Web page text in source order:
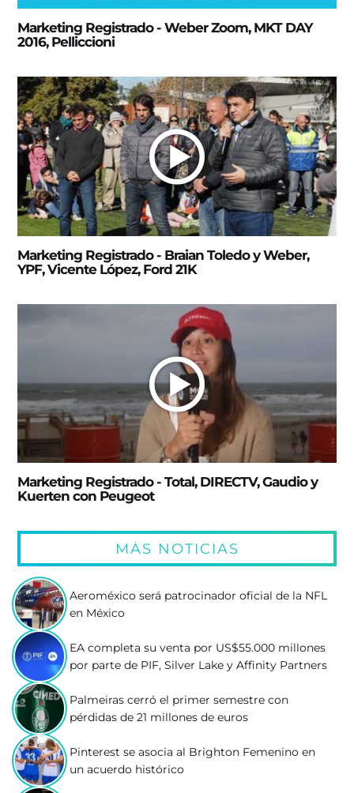
Marketing Registrado - Weber Zoom, MKT DAY
2016, Pelliccioni
Marketing Registrado - Braian Toledo y Weber,
YPF, Vicente López, Ford 21K
Marketing Registrado - Total, DIRECTV, Gaudio y
Kuerten con Peugeot
MÁS NOTICIAS
Aeroméxico será patrocinador oficial de la NFL
en México
EA completa su venta por US$55.000 millones
por parte de PIF, Silver Lake y Affinity Partners
Palmeiras cerró el primer semestre con
pérdidas de 21 millones de euros
Pinterest se asocia al Brighton Femenino en
un acuerdo histórico